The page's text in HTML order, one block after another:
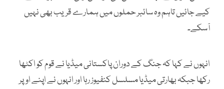
کیے جائیں تاہم وہ سائبر حملوں میں ہمارے قریب بھی نہیں
آسکے۔
انہوں نے کہا کہ جنگ کے دوران پاکستانی میڈیا نے قوم کو اکٹھا
رکھا جبکہ بھارتی میڈیا مسلسل کنفیوز رہا اور انہوں نے اپنے اوپر